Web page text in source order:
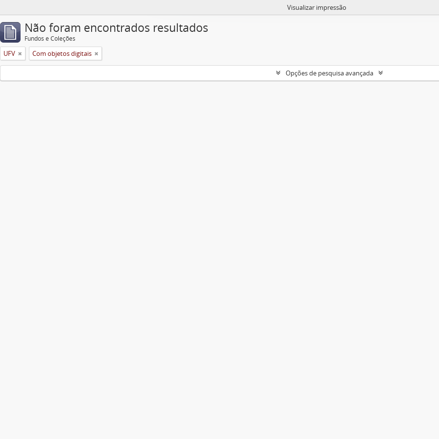
Visualizar impressão
Não foram encontrados resultados
Fundos e Coleções
UFV Com objetos digitais
Opções de pesquisa avançada